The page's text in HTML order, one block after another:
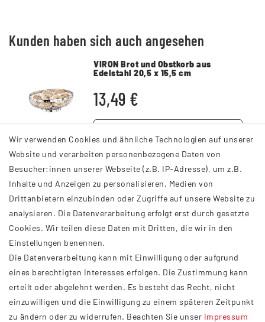
Kunden haben sich auch angesehen
VIRON Brot und Obstkorb aus
Edelstahl 20,5 x 15,5 cm
13,49 €
INFORMATIONEN
AGB
Impressum
Datenschutzerklärung
Widerrufsrecht
Barrierefreiheit
Wir verwenden Cookies und ähnliche Technologien auf unserer
Website und verarbeiten personenbezogene Daten von
Besucher:innen unserer Webseite (z.B. IP-Adresse), um z.B.
Inhalte und Anzeigen zu personalisieren, Medien von
Drittanbietern einzubinden oder Zugriffe auf unsere Website zu
analysieren. Die Datenverarbeitung erfolgt erst durch gesetzte
Cookies. Wir teilen diese Daten mit Dritten, die wir in den
Einstellungen benennen.
Die Datenverarbeitung kann mit Einwilligung oder aufgrund
eines berechtigten Interesses erfolgen. Die Zustimmung kann
erteilt oder abgelehnt werden. Es besteht das Recht, nicht
einzuwilligen und die Einwilligung zu einem späteren Zeitpunkt
zu ändern oder zu widerrufen. Beachten Sie unser Impressum